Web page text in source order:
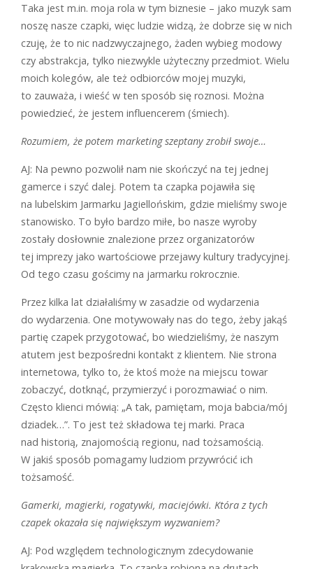
Taka jest m.in. moja rola w tym biznesie – jako muzyk sam
noszę nasze czapki, więc ludzie widzą, że dobrze się w nich
czuję, że to nic nadzwyczajnego, żaden wybieg modowy
czy abstrakcja, tylko niezwykle użyteczny przedmiot. Wielu
moich kolegów, ale też odbiorców mojej muzyki,
to zauważa, i wieść w ten sposób się roznosi. Można
powiedzieć, że jestem influencerem (śmiech).
Rozumiem, że potem marketing szeptany zrobił swoje…
AJ: Na pewno pozwolił nam nie skończyć na tej jednej
gamerce i szyć dalej. Potem ta czapka pojawiła się
na lubelskim Jarmarku Jagiellońskim, gdzie mieliśmy swoje
stanowisko. To było bardzo miłe, bo nasze wyroby
zostały dosłownie znalezione przez organizatorów
tej imprezy jako wartościowe przejawy kultury tradycyjnej.
Od tego czasu gościmy na jarmarku rokrocznie.
Przez kilka lat działaliśmy w zasadzie od wydarzenia
do wydarzenia. One motywowały nas do tego, żeby jakąś
partię czapek przygotować, bo wiedzieliśmy, że naszym
atutem jest bezpośredni kontakt z klientem. Nie strona
internetowa, tylko to, że ktoś może na miejscu towar
zobaczyć, dotknąć, przymierzyć i porozmawiać o nim.
Często klienci mówią: „A tak, pamiętam, moja babcia/mój
dziadek…”. To jest też składowa tej marki. Praca
nad historią, znajomością regionu, nad tożsamością.
W jakiś sposób pomagamy ludziom przywrócić ich
tożsamość.
Gamerki, magierki, rogatywki, maciejówki. Która z tych
czapek okazała się największym wyzwaniem?
AJ: Pod względem technologicznym zdecydowanie